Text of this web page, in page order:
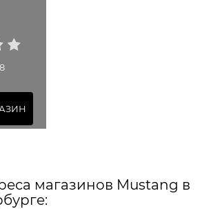
магазинов Mustang в